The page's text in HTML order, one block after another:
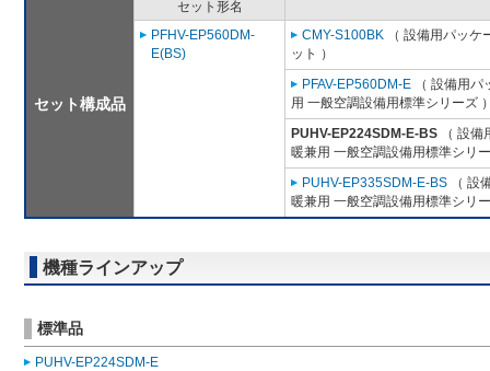
セット構成品
セット形名
PFHV-EP560DM-
E(BS)
CMY-S100BK （ 設備用パッケ
ット ）
PFAV-EP560DM-E （ 設備用
用 一般空調設備用標準シリーズ
PUHV-EP224SDM-E-BS （ 設
暖兼用 一般空調設備用標準シリ
PUHV-EP335SDM-E-BS （ 設
暖兼用 一般空調設備用標準シリ
機種ラインアップ
標準品
PUHV-EP224SDM-E